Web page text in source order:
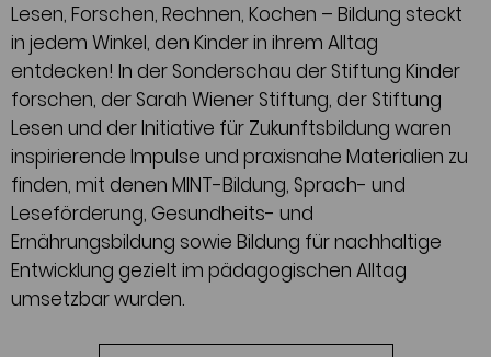
Lesen, Forschen, Rechnen, Kochen – Bildung steckt
in jedem Winkel, den Kinder in ihrem Alltag
entdecken! In der Sonderschau der Stiftung Kinder
forschen, der Sarah Wiener Stiftung, der Stiftung
Lesen und der Initiative für Zukunftsbildung waren
inspirierende Impulse und praxisnahe Materialien zu
finden, mit denen MINT-Bildung, Sprach- und
Leseförderung, Gesundheits- und
Ernährungsbildung sowie Bildung für nachhaltige
Entwicklung gezielt im pädagogischen Alltag
umsetzbar wurden.